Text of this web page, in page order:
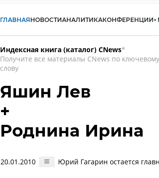
ГЛАВНАЯНОВОСТИАНАЛИТИКАКОНФЕРЕНЦИИ
Индексная книга (каталог) CNews*
Получите все материалы CNews по ключевому
слову
Яшин Лев
+
Роднина Ирина
20.01.2010 Юрий Гагарин остается